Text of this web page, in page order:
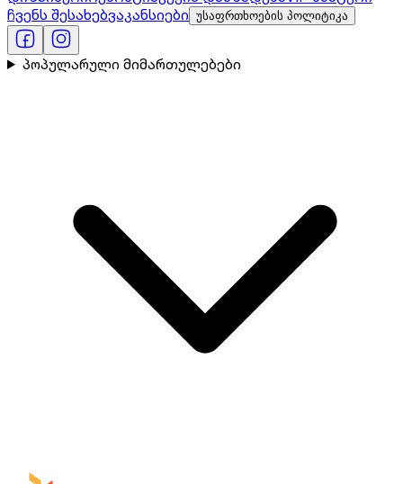
ჩვენს შესახებვაკანსიები უსაფრთხოების პოლიტიკა
პოპულარული მიმართულებები